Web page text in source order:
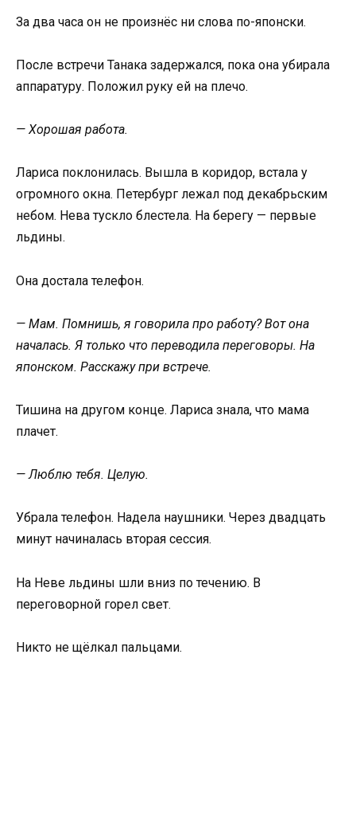
За два часа он не произнёс ни слова по-японски.
После встречи Танака задержался, пока она убирала
аппаратуру. Положил руку ей на плечо.
— Хорошая работа.
Лариса поклонилась. Вышла в коридор, встала у
огромного окна. Петербург лежал под декабрьским
небом. Нева тускло блестела. На берегу — первые
льдины.
Она достала телефон.
— Мам. Помнишь, я говорила про работу? Вот она
началась. Я только что переводила переговоры. На
японском. Расскажу при встрече.
Тишина на другом конце. Лариса знала, что мама
плачет.
— Люблю тебя. Целую.
Убрала телефон. Надела наушники. Через двадцать
минут начиналась вторая сессия.
На Неве льдины шли вниз по течению. В
переговорной горел свет.
Никто не щёлкал пальцами.